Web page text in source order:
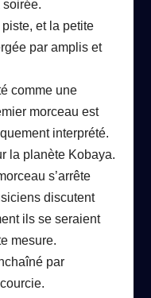
soirée.
et la petite
par amplis et
comme une
morceau est
interprété.
la planète Kobaya.
s’arrête
discutent
ils se seraient
mesure.
par